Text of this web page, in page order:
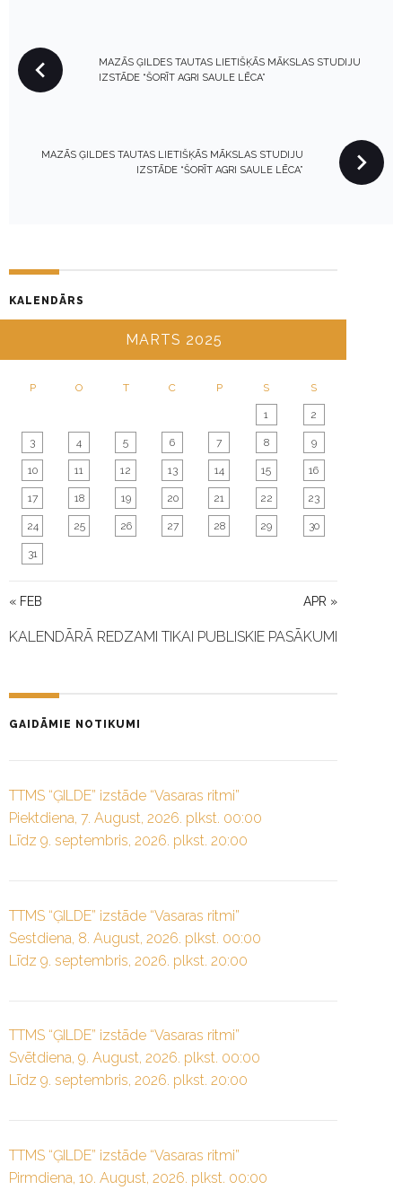
O
S
I
N
MAZĀS ĢILDES TAUTAS LIETIŠĶĀS MĀKSLAS STUDIJU
IZSTĀDE “ŠORĪT AGRI SAULE LĒCA”
MAZĀS ĢILDES TAUTAS LIETIŠĶĀS MĀKSLAS STUDIJU
IZSTĀDE “ŠORĪT AGRI SAULE LĒCA”
KALENDĀRS
MARTS 2025
P O T C P S S
« FEB APR »
1 2
3 4 5 6 7 8 9
10 11 12 13 14 15 16
17 18 19 20 21 22 23
24 25 26 27 28 29 30
31
KALENDĀRĀ REDZAMI TIKAI PUBLISKIE PASĀKUMI
GAIDĀMIE NOTIKUMI
TTMS “ĢILDE” izstāde “Vasaras ritmi”
Piektdiena, 7. August, 2026. plkst. 00:00
Līdz 9. septembris, 2026. plkst. 20:00
TTMS “ĢILDE” izstāde “Vasaras ritmi”
Sestdiena, 8. August, 2026. plkst. 00:00
Līdz 9. septembris, 2026. plkst. 20:00
TTMS “ĢILDE” izstāde “Vasaras ritmi”
Svētdiena, 9. August, 2026. plkst. 00:00
Līdz 9. septembris, 2026. plkst. 20:00
TTMS “ĢILDE” izstāde “Vasaras ritmi”
Pirmdiena, 10. August, 2026. plkst. 00:00